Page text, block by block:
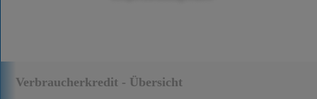
Verbraucherkredit - Übersicht